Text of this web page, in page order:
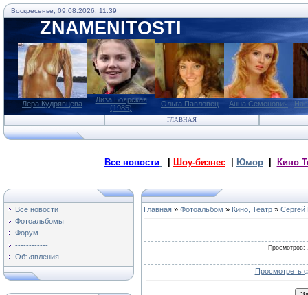
Воскресенье, 09.08.2026, 11:39
ZNAMENITOSTI
Лера Кудрявцева
Лиза Боярская
(1985)
Ольга Павловец Анна Семенович
ГЛАВНАЯ
Все новости Шоу-бизнес| Юмор| Кино
Все новости
Фотоальбомы
Форум
------------
Объявления
Главная » Фотоальбом » Кино, Театр » Сергей
Просмотров:
Просмотреть